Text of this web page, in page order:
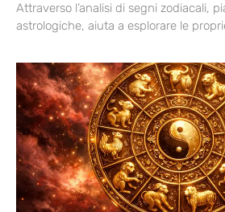
Attraverso l’analisi di segni zodiacali,
astrologiche, aiuta a esplorare le